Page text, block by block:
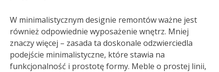
W minimalistycznym designie remontów ważne jest
również odpowiednie wyposażenie wnętrz. Mniej
znaczy więcej – zasada ta doskonale odzwierciedla
podejście minimalistyczne, które stawia na
funkcjonalność i prostotę formy. Meble o prostej linii,